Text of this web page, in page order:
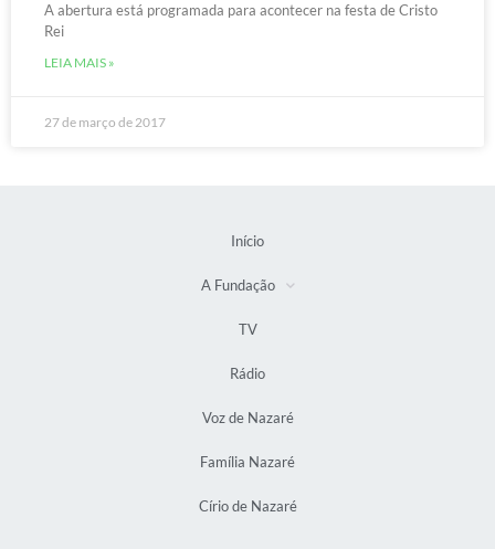
A abertura está programada para acontecer na festa de Cristo
Rei
LEIA MAIS »
27 de março de 2017
Início
A Fundação
TV
Rádio
Voz de Nazaré
Família Nazaré
Círio de Nazaré